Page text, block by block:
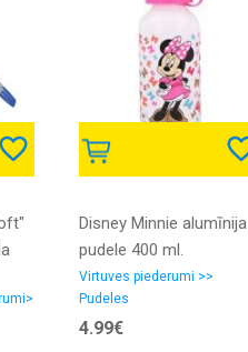
Disney Minnie alumīnija
pudele 400 ml.
Virtuves piederumi >>
Pudeles
4.99€